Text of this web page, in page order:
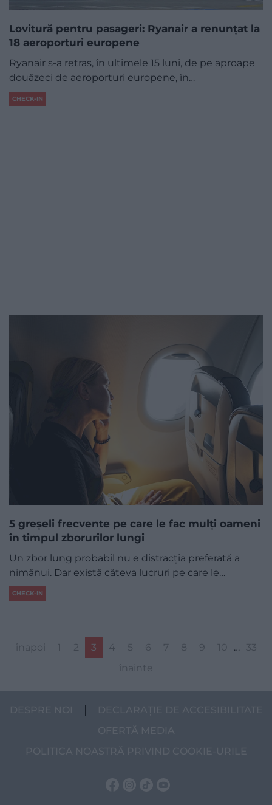
Lovitură pentru pasageri: Ryanair a renunțat la
18 aeroporturi europene
Ryanair s-a retras, în ultimele 15 luni, de pe aproape
douăzeci de aeroporturi europene, în…
CHECK-IN
5 greșeli frecvente pe care le fac mulți oameni
în timpul zborurilor lungi
Un zbor lung probabil nu e distracția preferată a
nimănui. Dar există câteva lucruri pe care le…
CHECK-IN
înapoi 2 3 4 5 6 7 8 9 10 …
33
înainte